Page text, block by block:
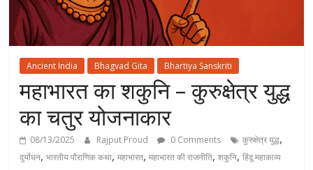
Ancient India Bhagvad Gita Bhartiya Sanskriti
महाभारत का शकुनि – कुरुक्षेत्र युद्ध
का चतुर योजनाकार
08/13/2025 Rajput Proud 0 Comments कुरुक्षेत्र युद्ध,
दुर्योधन,भारतीय पौराणिक कथा,महाभारत,महाभारत की राजनीति,शकुनि,हिंदू महाकाव्य